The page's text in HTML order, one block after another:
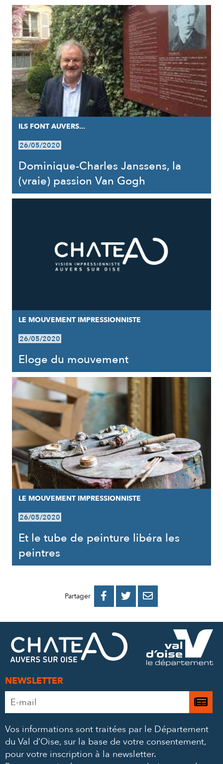
ILS FONT AUVERS...
26/05/2020
Dominique-Charles Janssens, la
(vraie) passion Van Gogh
LE MOUVEMENT IMPRESSIONNISTE
26/05/2020
Eloge du mouvement
LE MOUVEMENT IMPRESSIONNISTE
26/05/2020
Et le tube de peinture libéra les
peintres
Partager 
PARTAGER
FACEBOOK
PARTAGER
PARTAGER
MAIL
NEWSLETTER
Adresse
e-
*
Je
à
Vos informations sont traitées par le Département
du Val d’Oise, sur la base de votre consentement,
pour votre inscription à la newsletter.